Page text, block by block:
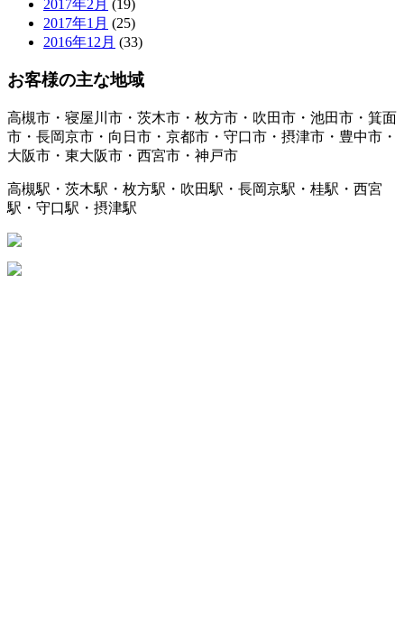
2017年2月 (19)
2017年1月 (25)
2016年12月 (33)
お客様の主な地域
高槻市・寝屋川市・茨木市・枚方市・吹田市・池田市・箕面
市・長岡京市・向日市・京都市・守口市・摂津市・豊中市・
大阪市・東大阪市・西宮市・神戸市
高槻駅・茨木駅・枚方駅・吹田駅・長岡京駅・桂駅・西宮
駅・守口駅・摂津駅